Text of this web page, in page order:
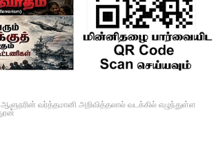
ஆளுநரின் வர்த்தமானி அறிவித்தலால் வடக்கில் எழுந்துள்ள